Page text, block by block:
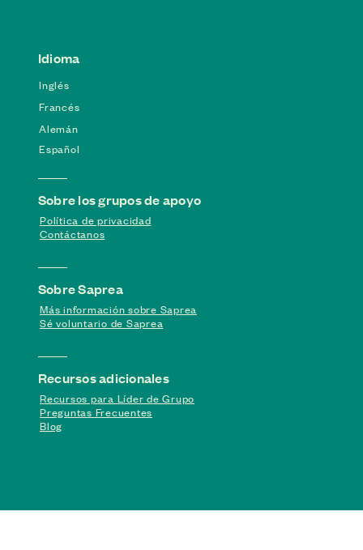
Idioma
Inglés
Francés
Alemán
Español
Sobre los grupos de apoyo
Política de privacidad
Contáctanos
Sobre Saprea
Más información sobre Saprea
Sé voluntario de Saprea
Recursos adicionales
Recursos para Líder de Grupo
Preguntas Frecuentes
Blog